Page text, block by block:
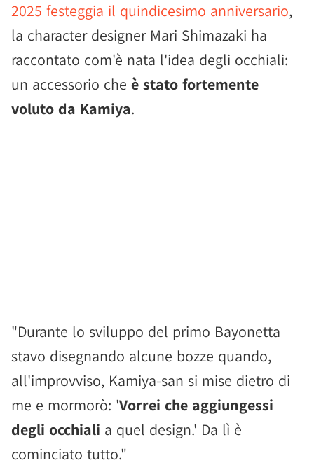
2025 festeggia il quindicesimo anniversario,
la character designer Mari Shimazaki ha
raccontato com'è nata l'idea degli occhiali:
un accessorio che è stato fortemente
voluto da Kamiya.
"Durante lo sviluppo del primo Bayonetta
stavo disegnando alcune bozze quando,
all'improvviso, Kamiya-san si mise dietro di
me e mormorò: 'Vorrei che aggiungessi
degli occhiali a quel design.' Da lì è
cominciato tutto."